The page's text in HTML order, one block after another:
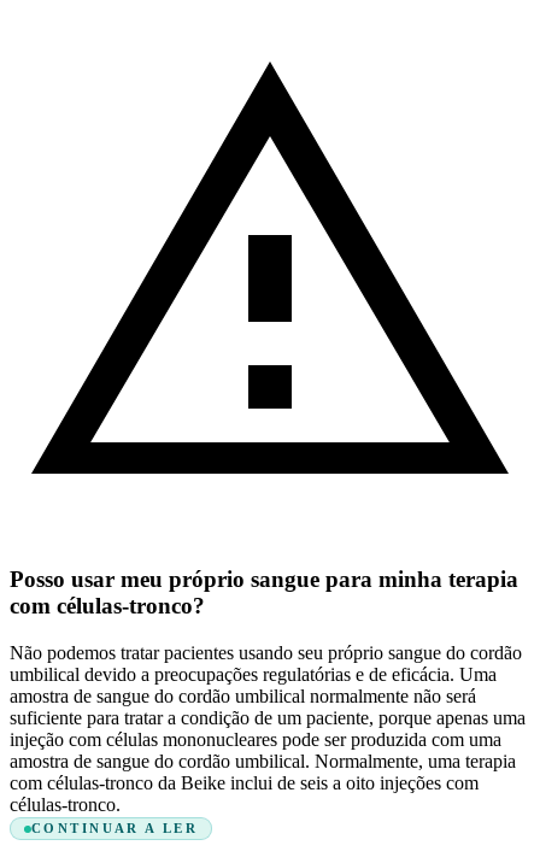
Posso usar meu próprio sangue para minha terapia
com células-tronco?
Não podemos tratar pacientes usando seu próprio sangue do cordão
umbilical devido a preocupações regulatórias e de eficácia. Uma
amostra de sangue do cordão umbilical normalmente não será
suficiente para tratar a condição de um paciente, porque apenas uma
injeção com células mononucleares pode ser produzida com uma
amostra de sangue do cordão umbilical. Normalmente, uma terapia
com células-tronco da Beike inclui de seis a oito injeções com
células-tronco.
CONTINUAR A LER